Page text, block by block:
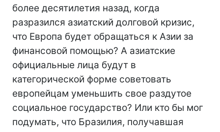
более десятилетия назад, когда
разразился азиатский долговой кризис,
что Европа будет обращаться к Азии за
финансовой помощью? А азиатские
официальные лица будут в
категорической форме советовать
европейцам уменьшить свое раздутое
социальное государство? Или кто бы мог
подумать, что Бразилия, получавшая